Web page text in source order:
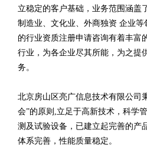
立稳定的客户基础，业务范围涵盖
制造业、文化业、外商独资 企业
的行业资质注册申请咨询有着丰富
行业，为各企业尽其所能，为之提
务。
北京房山区亮广信息技术有限公司
会”的原则,立足于高新技术，科学
测及试验设备，已建立起完善的产
体系完善，性能质量稳定。